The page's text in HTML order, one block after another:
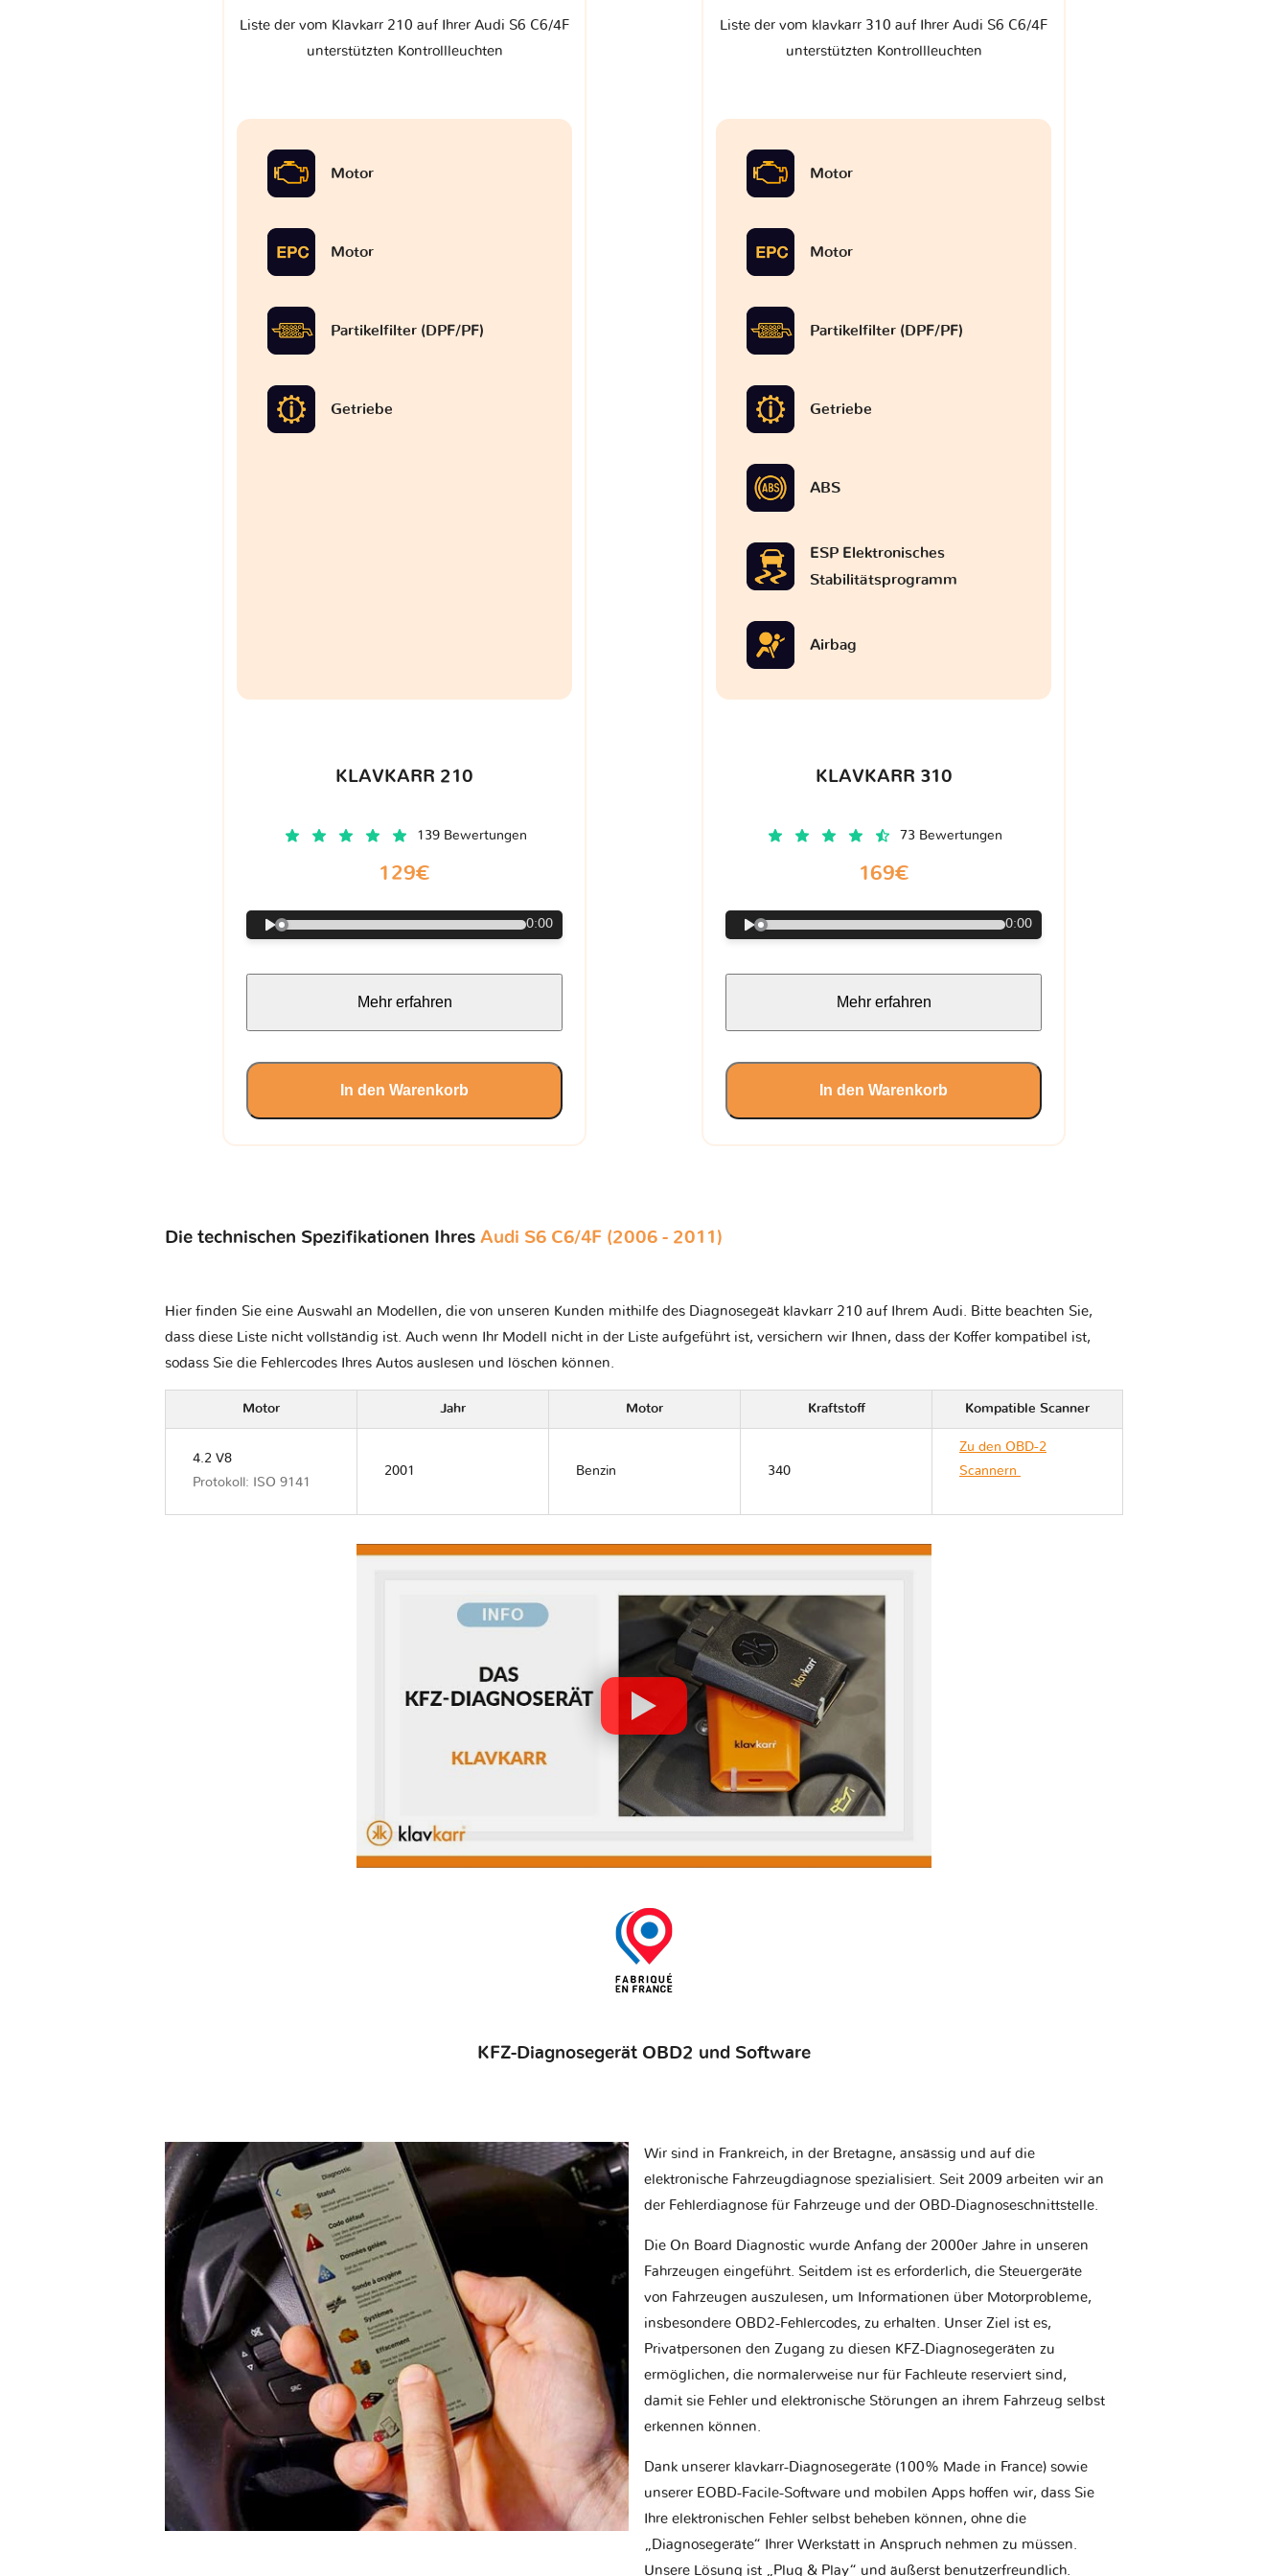
Liste der vom Klavkarr 210 auf Ihrer Audi S6 C6/4F
unterstützten Kontrollleuchten
Motor
Motor
Partikelfilter (DPF/PF)
Getriebe
KLAVKARR 210
139 Bewertungen
129€
0:00
Mehr erfahren
In den Warenkorb
Liste der vom klavkarr 310 auf Ihrer Audi S6 C6/4F
unterstützten Kontrollleuchten
Motor
Motor
Partikelfilter (DPF/PF)
Getriebe
ABS
ESP Elektronisches
Stabilitätsprogramm
Airbag
KLAVKARR 310
73 Bewertungen
169€
0:00
Mehr erfahren
In den Warenkorb
Die technischen Spezifikationen Ihres Audi S6 C6/4F (2006 - 2011)
Hier finden Sie eine Auswahl an Modellen, die von unseren Kunden mithilfe des Diagnosegeät klavkarr 210 auf Ihrem Audi. Bitte beachten Sie,
dass diese Liste nicht vollständig ist. Auch wenn Ihr Modell nicht in der Liste aufgeführt ist, versichern wir Ihnen, dass der Koffer kompatibel ist,
sodass Sie die Fehlercodes Ihres Autos auslesen und löschen können.
Motor Jahr Motor Kraftstoff Kompatible Scanner
4.2 V8
Protokoll: ISO 9141
2001 Benzin 340
Zu den OBD-2
Scannern
KFZ-Diagnosegerät OBD2 und Software
Wir sind in Frankreich, in der Bretagne, ansässig und auf die
elektronische Fahrzeugdiagnose spezialisiert. Seit 2009 arbeiten wir an
der Fehlerdiagnose für Fahrzeuge und der OBD-Diagnoseschnittstelle.
Die On Board Diagnostic wurde Anfang der 2000er Jahre in unseren
Fahrzeugen eingeführt. Seitdem ist es erforderlich, die Steuergeräte
von Fahrzeugen auszulesen, um Informationen über Motorprobleme,
insbesondere OBD2-Fehlercodes, zu erhalten. Unser Ziel ist es,
Privatpersonen den Zugang zu diesen KFZ-Diagnosegeräten zu
ermöglichen, die normalerweise nur für Fachleute reserviert sind,
damit sie Fehler und elektronische Störungen an ihrem Fahrzeug selbst
erkennen können.
Dank unserer klavkarr-Diagnosegeräte (100% Made in France) sowie
unserer EOBD-Facile-Software und mobilen Apps hoffen wir, dass Sie
Ihre elektronischen Fehler selbst beheben können, ohne die
„Diagnosegeräte“ Ihrer Werkstatt in Anspruch nehmen zu müssen.
Unsere Lösung ist „Plug & Play“ und äußerst benutzerfreundlich.